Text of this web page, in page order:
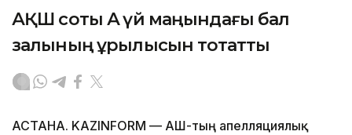
АҚШ соты Ақ үй маңындағы бал
залының құрылысын тоқтатты
АСТАНА. KAZINFORM — АҚШ-тың апелляциялық